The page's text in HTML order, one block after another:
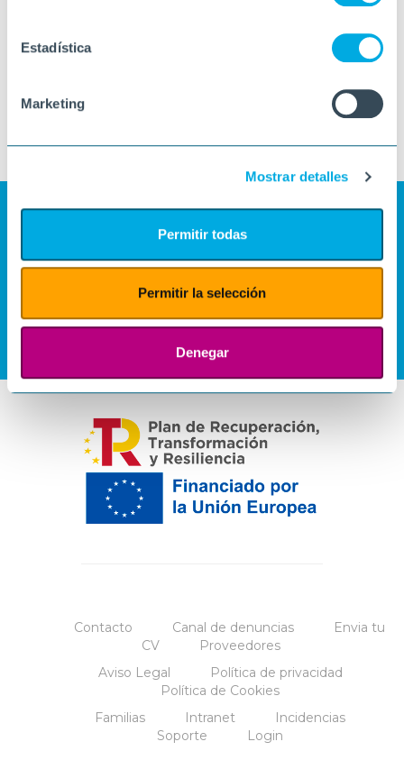
Estadística
Marketing
Mostrar detalles
Permitir todas
Permitir la selección
Denegar
Contacto Canal de denuncias
Envia tu
CV
Proveedores
Aviso Legal
Política de privacidad
Política de Cookies
Familias
Intranet
Incidencias
Soporte
Login